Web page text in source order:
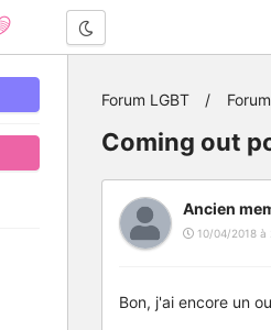
Forum LGBT
Coming out
Ancien
10/04/2018 à
Bon, j'ai encore un